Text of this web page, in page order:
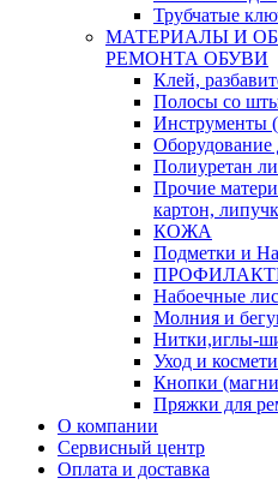
Трубчатые
МАТЕРИАЛЫ И
РЕМОНТА ОБУВИ
Клей,
Полосы со
Инструменты
Оборудование
Полиуретан
Прочие
картон,
КОЖА
Подметки и
Набоечные
Молния и
Нитки,иглы-
Уход и
Кнопки
Пряжки для
О компании
Сервисный центр
Оплата и доставка